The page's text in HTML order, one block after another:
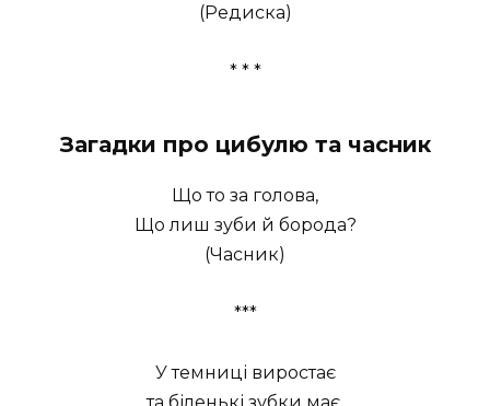
(Редиска)
* * *
Загадки про цибулю та часник
Що то за голова,
Що лиш зуби й борода?
(Часник)
***
У темниці виростає